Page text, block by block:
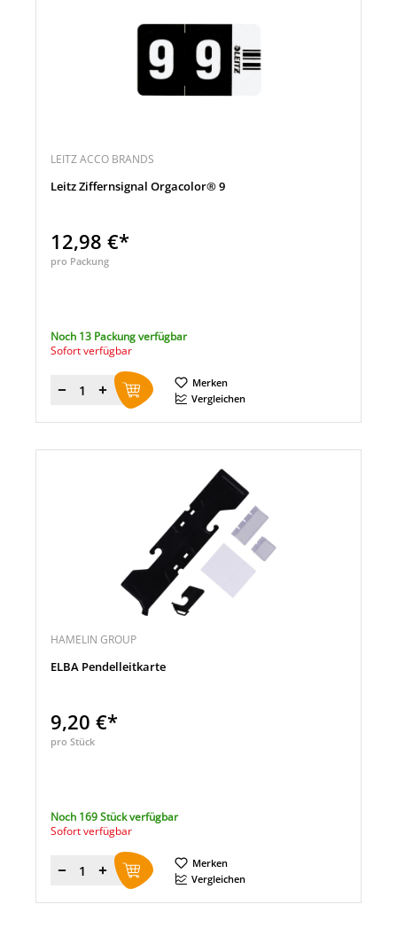
LEITZ ACCO BRANDS
Leitz Ziffernsignal Orgacolor® 9
12,98 €*
pro Packung
Noch 13 Packung verfügbar
Sofort verfügbar
Menge
Merken
Vergleichen
HAMELIN GROUP
ELBA Pendelleitkarte
9,20 €*
pro Stück
Noch 169 Stück verfügbar
Sofort verfügbar
Menge
Merken
Vergleichen